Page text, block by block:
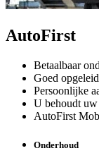
AutoFirst
Betaalbaar
Goed
Persoonlijke
U behoudt
AutoFirst
Onderhoud